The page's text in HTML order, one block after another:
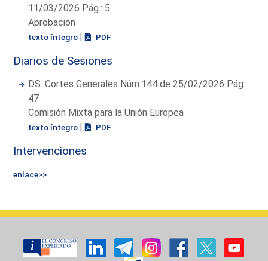
11/03/2026 Pág.: 5
Aprobación
texto íntegro | PDF
Diarios de Sesiones
DS. Cortes Generales Núm.144 de 25/02/2026 Pág:
47
Comisión Mixta para la Unión Europea
texto íntegro | PDF
Intervenciones
enlace>>